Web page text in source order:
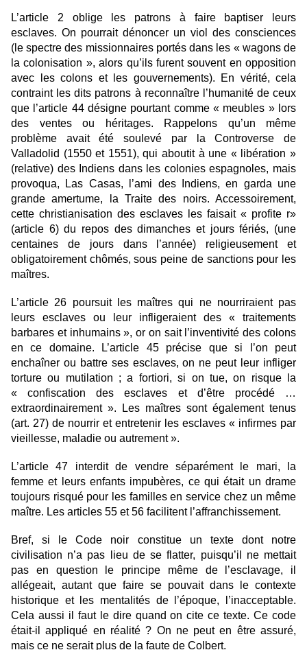
L’article 2 oblige les patrons à faire baptiser leurs
esclaves. On pourrait dénoncer un viol des consciences
(le spectre des missionnaires portés dans les « wagons de
la colonisation », alors qu’ils furent souvent en opposition
avec les colons et les gouvernements). En vérité, cela
contraint les dits patrons à reconnaître l’humanité de ceux
que l’article 44 désigne pourtant comme « meubles » lors
des ventes ou héritages. Rappelons qu’un même
problème avait été soulevé par la Controverse de
Valladolid (1550 et 1551), qui aboutit à une « libération »
(relative) des Indiens dans les colonies espagnoles, mais
provoqua, Las Casas, l’ami des Indiens, en garda une
grande amertume, la Traite des noirs. Accessoirement,
cette christianisation des esclaves les faisait « profite r»
(article 6) du repos des dimanches et jours fériés, (une
centaines de jours dans l’année) religieusement et
obligatoirement chômés, sous peine de sanctions pour les
maîtres.
L’article 26 poursuit les maîtres qui ne nourriraient pas
leurs esclaves ou leur infligeraient des « traitements
barbares et inhumains », or on sait l’inventivité des colons
en ce domaine. L’article 45 précise que si l’on peut
enchaîner ou battre ses esclaves, on ne peut leur infliger
torture ou mutilation ; a fortiori, si on tue, on risque la
« confiscation des esclaves et d’être procédé …
extraordinairement ». Les maîtres sont également tenus
(art. 27) de nourrir et entretenir les esclaves « infirmes par
vieillesse, maladie ou autrement ».
L’article 47 interdit de vendre séparément le mari, la
femme et leurs enfants impubères, ce qui était un drame
toujours risqué pour les familles en service chez un même
maître. Les articles 55 et 56 facilitent l’affranchissement.
Bref, si le Code noir constitue un texte dont notre
civilisation n’a pas lieu de se flatter, puisqu’il ne mettait
pas en question le principe même de l’esclavage, il
allégeait, autant que faire se pouvait dans le contexte
historique et les mentalités de l’époque, l’inacceptable.
Cela aussi il faut le dire quand on cite ce texte. Ce code
était-il appliqué en réalité ? On ne peut en être assuré,
mais ce ne serait plus de la faute de Colbert.